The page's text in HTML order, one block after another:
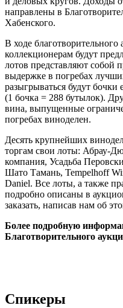
направлены в
Хабенского.
В ходе
коллекционерам будут
лотов представляют собой
выдержке в погребах
разыгрываться будут
(1 бочка = 288 бутылок).
вина, выпущенные
погребах виноделен.
Десять крупнейших
торгам свои лоты: Абрау-
компания, Усадьба
Шато Тамань, Tempelhoff
Daniel. Все лоты, а также
подробно описаны в
заказать, написав нам об
Более подробную
Благотворительного
Спикеры